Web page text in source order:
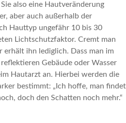
also eine Hautveränderung
aber auch außerhalb der
Hauttyp ungefähr 10 bis 30
Lichtschutzfaktor. Cremt man
ihn lediglich. Dass man im
Gebäude oder Wasser
Hautarzt an. Hierbei werden die
bestimmt: „Ich hoffe, man findet
doch den Schatten noch mehr.“